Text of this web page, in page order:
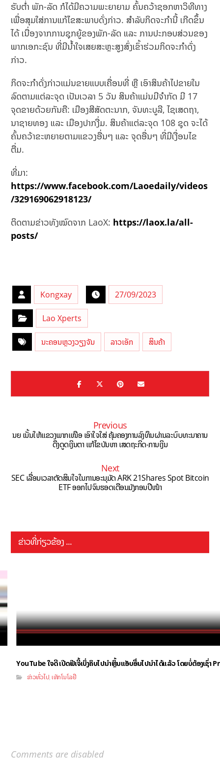
ຮັບຕ່ຳ ພັກ-ລັດ ກໍໄດ້ມີຄວາມພະຍາຍາມ ຄົ້ນຄວ້າຊອກຫາວິທີທາງ
ເພື່ອສຸມໃສ່ການແກ້ໄຂສະພາບດັ່ງກ່າວ. ສຳລັບກິດຈະກຳນີ້ ເກີດຂຶ້ນ
ໄດ້ ເນື່ອງຈາກການຊຸກຍູ້ຂອງພັກ-ລັດ ແລະ ການປະກອບສ່ວນຂອງ
ພາກເອກະຊົນ ທີ່ມີນ້ຳໃຈເສຍສະຫຼະສູງສົ່ງເຂົ້າຮ່ວມກິດຈະກຳດັ່ງ
ກ່າວ.
ກິດຈະກຳດັ່ງກ່າວແມ່ນຂາຍແບບເຄື່ອນທີ່ ຫຼື ເອົາສິນຄ້າໄປຂາຍໃນ
ລົດຕາມແຕ່ລະຈຸດ ເປັນເວລາ 5 ວັນ ສິນຄ້າແມ່ນມີຈໍາກັດ ມີ 17
ຈຸດຂາຍດ້ວຍກັນຄື: ເມືອງສີສັດຕະນາກ, ຈັນທະບູລີ, ໄຊເສດຖາ,
ນາຊາຍທອງ ແລະ ເມືອງປາກງື່ມ. ສິນຄ້າແຕ່ລະຈຸດ 108 ຊຸດ ຈະໄດ້
ຄົ້ນຄວ້າຂະຫຍາຍຕາມແຂວງອື່ນໆ ແລະ ຈຸດອື່ນໆ ທີ່ມີເງື່ອນໄຂ
ຕື່ມ.
ທີ່ມາ:
https://www.facebook.com/Laoedaily/videos
/329169062918123/
ຕິດຕາມຂ່າວທັງໝົດຈາກ LaoX: https://laox.la/all-
posts/
Kongxay 27/09/2023
Lao Xperts
ນະຄອນຫຼວງວຽງຈັນ ລາວເອັກ ສິນຄ້າ
Previous
ນຍ ເນັ້ນໃຫ້ແຂວງພາກເໜືອ ເອົາໃຈໃສ່ ຄຸ້ມຄອງການລົງທຶນຜ່ານລະບົບທະນາຄານ
ດຶງດູດເງິນຕາ ແກ້ໄຂບັນຫາ ເສດຖະກິດ-ການເງິນ
Next
SEC ເລື່ອນເວລາຕັດສິນໃຈໃນການອະນຸມັດ ARK 21Shares Spot Bitcoin
ETF ອອກໄປຈົນຮອດເດືອນມັງກອນປີໜ້າ
ຂ່າວທີ່ກ່ຽວຂ້ອງ ...
YouTube ໃຈດີ ເປີດຟີເຈີ້ເບິ່ງຄິບໄປນຳຫຼິ້ນແອັບອື່ນໄປນຳໄດ້ແລ້ວ ໂດຍບໍ່ຕ້ອງເຊົ່າ
ຂ່າວທົ່ວໄປ,ເທັກໂນໂລຢີ
Comments are disabled